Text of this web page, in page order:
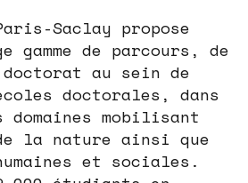
Saclay propose
gamme de parcours, de
au sein de
doctorales, dans
mobilisant
la nature ainsi que
et sociales.